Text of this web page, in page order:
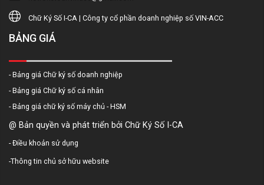
Chữ Ký Số I-CA | Công ty cổ phần doanh nghiệp số VIN-ACC
BẢNG GIÁ
- Bảng giá Chữ ký số doanh nghiệp
- Bảng giá Chữ ký số cá nhân
- Bảng giá chữ ký số máy chủ - HSM
@ Bản quyền và phát triển bởi Chữ Ký Số I-CA
-Điều khoản sử dụng
-Thông tin chủ sở hữu website